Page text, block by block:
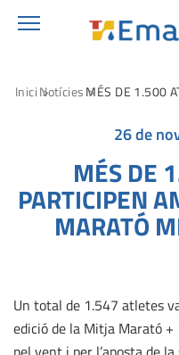
IniciNotíciesMÉS DE 1.500
26 de
MÉS DE
PARTICIPEN
MARATÓ
Un total de 1.547 atletes
edició de la Mitja Marató